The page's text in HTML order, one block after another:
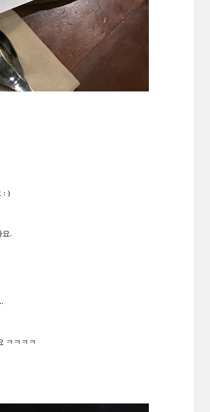
: )
요.
ㅋㅋㅋㅋ